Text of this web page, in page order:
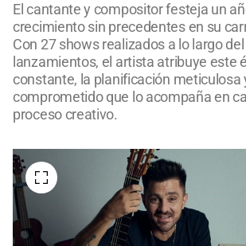
El cantante y compositor festeja un
crecimiento sin precedentes en su
Con 27 shows realizados a lo largo
lanzamientos, el artista atribuye este
constante, la planificación meticulosa
comprometido que lo acompaña en
proceso creativo.